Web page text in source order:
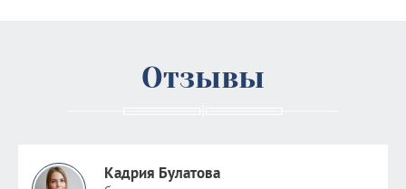
Отзывы
Кадрия Булатова